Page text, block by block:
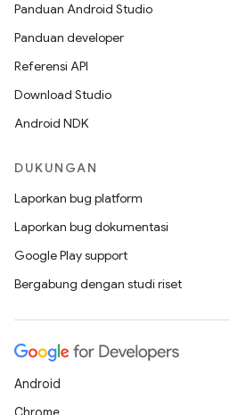
Panduan Android Studio
Panduan developer
Referensi API
Download Studio
Android NDK
DUKUNGAN
Laporkan bug platform
Laporkan bug dokumentasi
Google Play support
Bergabung dengan studi riset
Android